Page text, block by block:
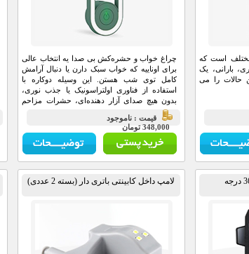
است که
بارانی، یک
حالات را می
چراغ خواب و حشره‌کش بی‌ صدا یه انتخاب عالی
برای اوناییه که خواب سبک دارن یا دنبال آرامش
کامل توی شب هستن. این وسیله دوکاره با
استفاده از فناوری اولتراسونیک یا جذب نوری،
بدون هیچ صدای آزار دهنده‌ای، حشرات مزاحم
مثل پشه رو از بین می‌بره و هم‌ زمان با نور ملایم
خودش، فضای اتاق رو دلنشین و آروم می‌کنه.
قيمت : ناموجود
348,000 تومان
لامپ داخل کابینتی باتری دار (بسته 2 عددی)